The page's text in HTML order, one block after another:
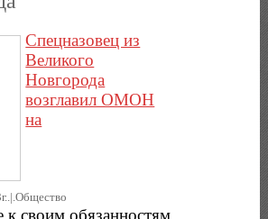
Спецназовец из
Великого
Новгорода
возглавил ОМОН
на
своим обязанностям